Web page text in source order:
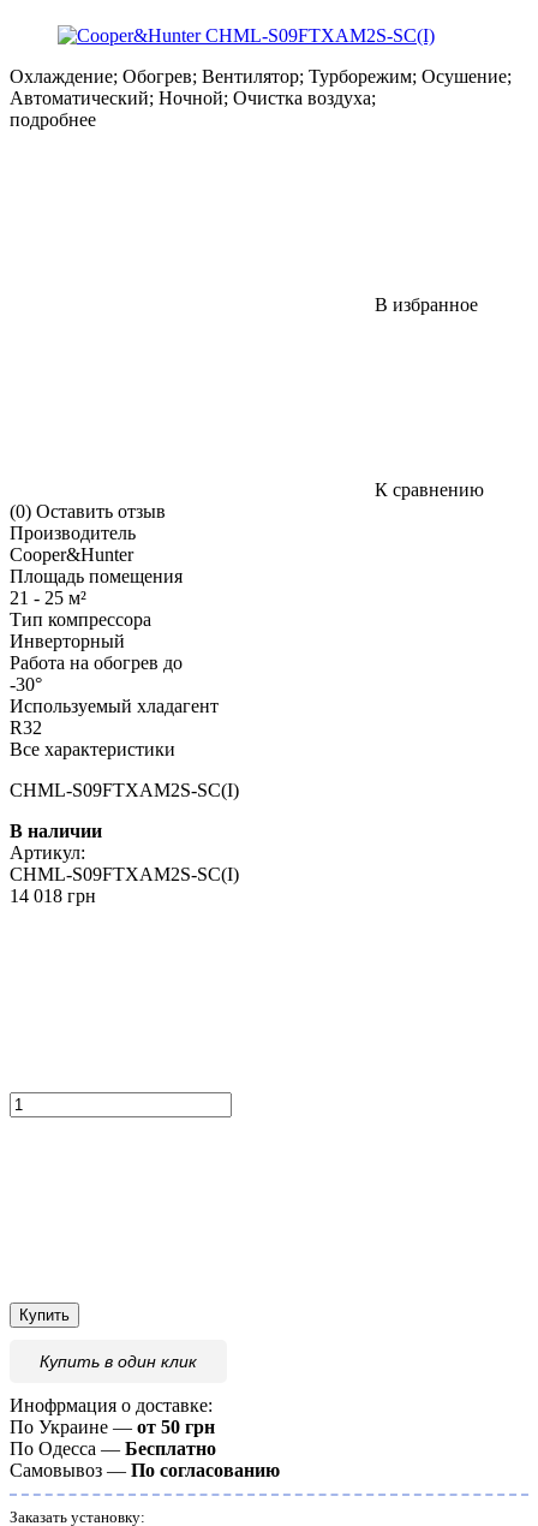
Охлаждение; Обогрев; Вентилятор; Турборежим; Осушение;
Автоматический; Ночной; Очистка воздуха;
подробнее
В избранное
К сравнению
(0) Оставить отзыв
Производитель
Cooper&Hunter
Площадь помещения
21 - 25 м²
Тип компрессора
Инверторный
Работа на обогрев до
-30°
Используемый хладагент
R32
Все характеристики
CHML-S09FTXAM2S-SC(I)
В наличии
Артикул:
CHML-S09FTXAM2S-SC(I)
14 018 грн
Купить
Купить в один клик
Инофрмация о доставке:
По Украине — от 50 грн
По Одесса — Бесплатно
Самовывоз — По согласованию
Заказать установку: